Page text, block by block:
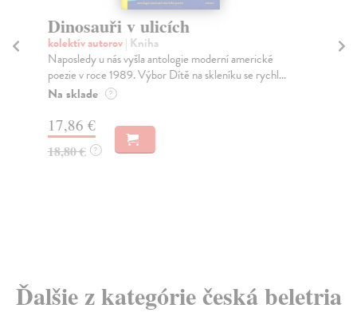
Dinosauři v ulicích
kolektív autorov| Kniha
Naposledy u nás vyšla antologie moderní americké
poezie v roce 1989. Výbor Dítě na skleníku se rychl...
Na sklade ?
17,86 €
18,80 € ?
Ďalšie z kategórie česká beletria